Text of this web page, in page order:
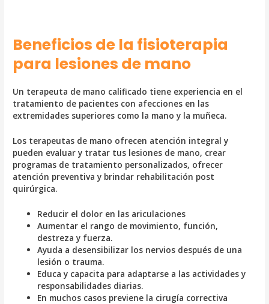
Beneficios de la fisioterapia
para lesiones de mano
Un terapeuta de mano calificado tiene experiencia en el
tratamiento de pacientes con afecciones en las
extremidades superiores como la mano y la muñeca.
Los terapeutas de mano ofrecen atención integral y
pueden evaluar y tratar tus lesiones de mano, crear
programas de tratamiento personalizados, ofrecer
atención preventiva y brindar rehabilitación post
quirúrgica.
Reducir el dolor en las ariculaciones
Aumentar el rango de movimiento, función,
destreza y fuerza.
Ayuda a desensibilizar los nervios después de una
lesión o trauma.
Educa y capacita para adaptarse a las actividades y
responsabilidades diarias.
En muchos casos previene la cirugía correctiva